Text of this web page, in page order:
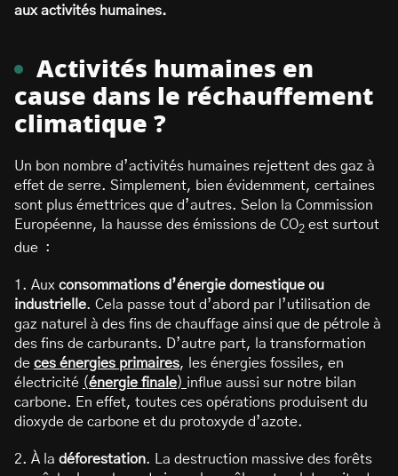
aux activités humaines.
Activités humaines en
cause dans le réchauffement
climatique ?
Un bon nombre d’activités humaines rejettent des gaz à
effet de serre. Simplement, bien évidemment, certaines
sont plus émettrices que d’autres. Selon la Commission
Européenne, la hausse des émissions de CO2 est surtout
due :
1. Aux consommations d’énergie domestique ou
industrielle. Cela passe tout d’abord par l’utilisation de
gaz naturel à des fins de chauffage ainsi que de pétrole à
des fins de carburants. D’autre part, la transformation
de ces énergies primaires, les énergies fossiles, en
électricité (énergie finale) influe aussi sur notre bilan
carbone. En effet, toutes ces opérations produisent du
dioxyde de carbone et du protoxyde d’azote.
2. À la déforestation. La destruction massive des forêts